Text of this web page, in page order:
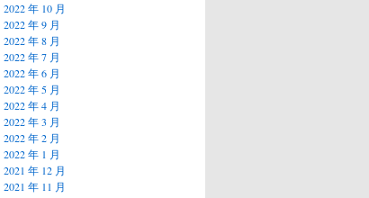
2022 年 10 月
2022 年 9 月
2022 年 8 月
2022 年 7 月
2022 年 6 月
2022 年 5 月
2022 年 4 月
2022 年 3 月
2022 年 2 月
2022 年 1 月
2021 年 12 月
2021 年 11 月